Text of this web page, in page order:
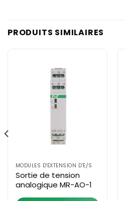
PRODUITS SIMILAIRES
MODULES D'EXTENSION D'E/S
Sortie de tension
analogique MR-AO-1